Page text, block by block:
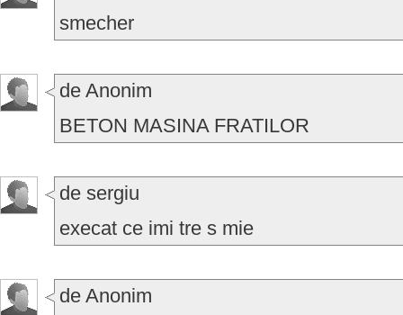
smecher
de Anonim
BETON MASINA FRATILOR
de sergiu
execat ce imi tre s mie
de Anonim